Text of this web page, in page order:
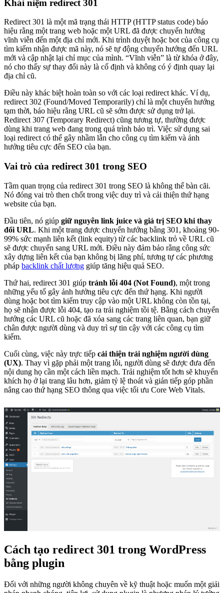
Khái niệm redirect 301
Redirect 301 là một mã trạng thái HTTP (HTTP status code) báo
hiệu rằng một trang web hoặc một URL đã được chuyển hướng
vĩnh viễn đến một địa chỉ mới. Khi trình duyệt hoặc bot của công cụ
tìm kiếm nhận được mã này, nó sẽ tự động chuyển hướng đến URL
mới và cập nhật lại chỉ mục của mình. “Vĩnh viễn” là từ khóa ở đây,
nó cho thấy sự thay đổi này là cố định và không có ý định quay lại
địa chỉ cũ.
Điều này khác biệt hoàn toàn so với các loại redirect khác. Ví dụ,
redirect 302 (Found/Moved Temporarily) chỉ là một chuyển hướng
tạm thời, báo hiệu rằng URL cũ sẽ sớm được sử dụng trở lại.
Redirect 307 (Temporary Redirect) cũng tương tự, thường được
dùng khi trang web đang trong quá trình bảo trì. Việc sử dụng sai
loại redirect có thể gây nhầm lẫn cho công cụ tìm kiếm và ảnh
hưởng tiêu cực đến SEO của bạn.
Vai trò của redirect 301 trong SEO
Tầm quan trọng của redirect 301 trong SEO là không thể bàn cãi.
Nó đóng vai trò then chốt trong việc duy trì và cải thiện thứ hạng
website của bạn.
Đầu tiên, nó giúp giữ nguyên link juice và giá trị SEO khi thay
đổi URL. Khi một trang được chuyển hướng bằng 301, khoảng 90-
99% sức mạnh liên kết (link equity) từ các backlink trỏ về URL cũ
sẽ được chuyển sang URL mới. Điều này đảm bảo rằng công sức
xây dựng liên kết của bạn không bị lãng phí, tương tự các phương
pháp backlink chất lượng giúp tăng hiệu quả SEO.
Thứ hai, redirect 301 giúp tránh lỗi 404 (Not Found), một trong
những yếu tố gây ảnh hưởng tiêu cực đến thứ hạng. Khi người
dùng hoặc bot tìm kiếm truy cập vào một URL không còn tồn tại,
họ sẽ nhận được lỗi 404, tạo ra trải nghiệm tồi tệ. Bằng cách chuyển
hướng các URL cũ hoặc đã xóa sang các trang liên quan, bạn giữ
chân được người dùng và duy trì sự tin cậy với các công cụ tìm
kiếm.
Cuối cùng, việc này trực tiếp cải thiện trải nghiệm người dùng
(UX). Thay vì gặp phải một trang lỗi, người dùng sẽ được đưa đến
nội dung họ cần một cách liền mạch. Trải nghiệm tốt hơn sẽ khuyến
khích họ ở lại trang lâu hơn, giảm tỷ lệ thoát và gián tiếp góp phần
nâng cao thứ hạng SEO thông qua việc tối ưu Core Web Vitals.
Cách tạo redirect 301 trong WordPress
bằng plugin
Đối với những người không chuyên về kỹ thuật hoặc muốn một giải